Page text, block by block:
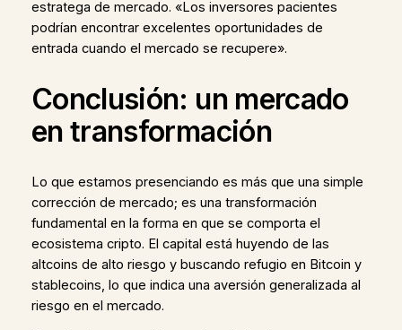
estratega de mercado. «Los inversores pacientes
podrían encontrar excelentes oportunidades de
entrada cuando el mercado se recupere».
Conclusión: un mercado
en transformación
Lo que estamos presenciando es más que una simple
corrección de mercado; es una transformación
fundamental en la forma en que se comporta el
ecosistema cripto. El capital está huyendo de las
altcoins de alto riesgo y buscando refugio en Bitcoin y
stablecoins, lo que indica una aversión generalizada al
riesgo en el mercado.